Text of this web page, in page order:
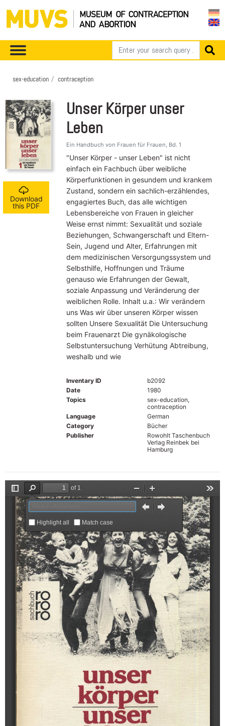
sex-education contraception
Download
this PDF
Unser Körper unser
Leben
Ein Handbuch von Frauen für Frauen, Bd. 1
"Unser Körper - unser Leben" ist nicht
einfach ein Fachbuch über weibliche
Körperfunktionen in gesundem und krankem
Zustand, sondern ein sachlich-erzählendes,
engagiertes Buch, das alle wichtigen
Lebensbereiche von Frauen in gleicher
Weise ernst nimmt: Sexualität und soziale
Beziehungen, Schwangerschaft und Eltern-
Sein, Jugend und Alter, Erfahrungen mit
dem medizinischen Versorgungssystem und
Selbsthilfe, Hoffnungen und Träume
genauso wie Erfahrungen der Gewalt,
soziale Anpassung und Veränderung der
weiblichen Rolle. Inhalt u.a.: Wir verändern
uns Was wir über unseren Körper wissen
sollten Unsere Sexualität Die Untersuchung
beim Frauenarzt Die gynäkologische
Selbstuntersuchung Verhütung Abtreibung,
weshalb und wie
Inventary ID
b2092
Date
1980
Topics
sex-education,
contraception
Language
German
Category
Bücher
Publisher
Rowohlt Taschenbuch
Verlag Reinbek bei
Hamburg